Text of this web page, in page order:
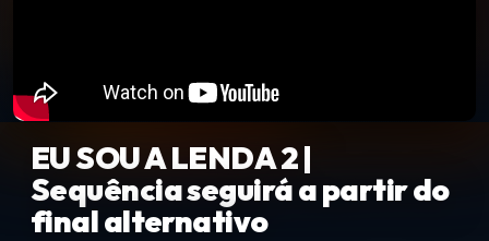
EU SOU A LENDA 2 |
Sequência seguirá a partir do
final alternativo